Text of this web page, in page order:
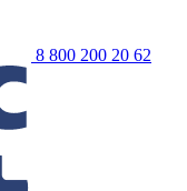
8 800 200 20 62